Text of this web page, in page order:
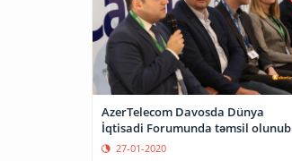
AzerTelecom Davosda Dünya
İqtisadi Forumunda təmsil olunub
27-01-2020